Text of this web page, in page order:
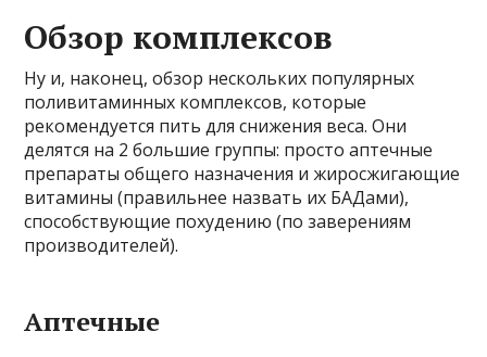
Обзор комплексов
Ну и, наконец, обзор нескольких популярных
поливитаминных комплексов, которые
рекомендуется пить для снижения веса. Они
делятся на 2 большие группы: просто аптечные
препараты общего назначения и жиросжигающие
витамины (правильнее назвать их БАДами),
способствующие похудению (по заверениям
производителей).
Аптечные